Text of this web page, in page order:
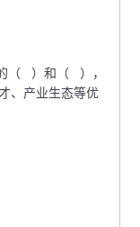
（ ）和（ ），
、产业生态等优